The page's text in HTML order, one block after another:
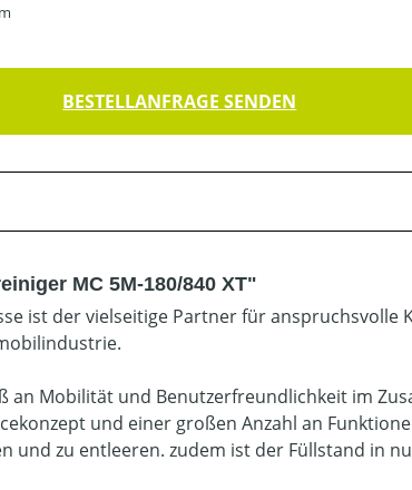
BESTELLANFRAGE SENDEN
MC 5M-180/840 XT"
ist der vielseitige Partner für anspruchsvolle
Mobilität und Benutzerfreundlichkeit im
und einer großen Anzahl an
und zu entleeren. zudem ist der Füllstand in